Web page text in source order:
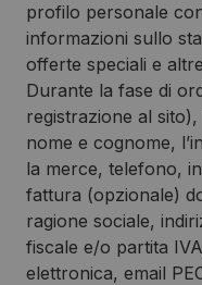
profilo personale
informazioni sullo
offerte speciali e
Durante la fase di
registrazione al
nome e cognome,
la merce, telefono,
fattura (opzionale)
ragione sociale,
fiscale e/o partita
elettronica, email